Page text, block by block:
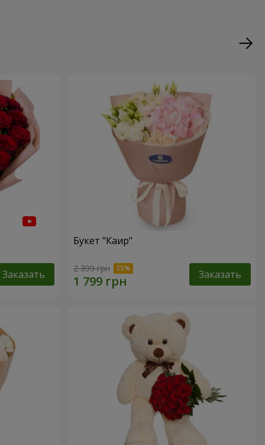
Заказать
Букет "Каир"
2 399 грн Заказать